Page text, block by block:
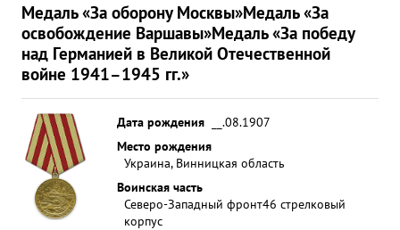
Медаль «За оборону Москвы»Медаль «За
освобождение Варшавы»Медаль «За победу
над Германией в Великой Отечественной
войне 1941–1945 гг.»
Дата рождения
__.08.1907
Место рождения
Украина, Винницкая область
Воинская часть
Северо-Западный фронт46 стрелковый
корпус